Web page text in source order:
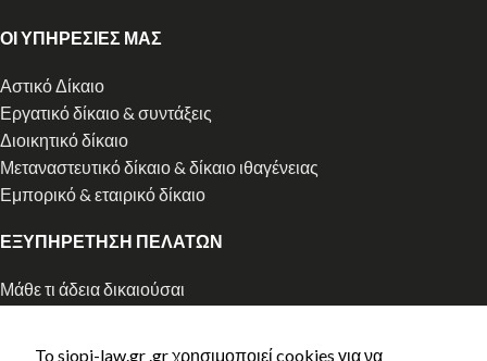
ΟΙ ΥΠΗΡΕΣΙΕΣ ΜΑΣ
Αστικό Δίκαιο
Εργατικό δίκαιο & συντάξεις
Διοικητικό δίκαιο
Μεταναστευτικό δίκαιο & δίκαιο ιθαγένειας
Εμπορικό & εταιρικό δίκαιο
ΕΞΥΠΗΡΕΤΗΣΗ ΠΕΛΑΤΩΝ
Μάθε τι άδεια δικαιούσαι
To siopi-law.gr .gr χρησιμοποιεί cookies για να